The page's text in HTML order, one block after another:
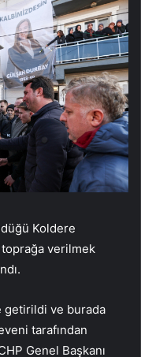
Koldere
toprağa verilmek
getirildi ve burada
tarafından
Genel Başkanı